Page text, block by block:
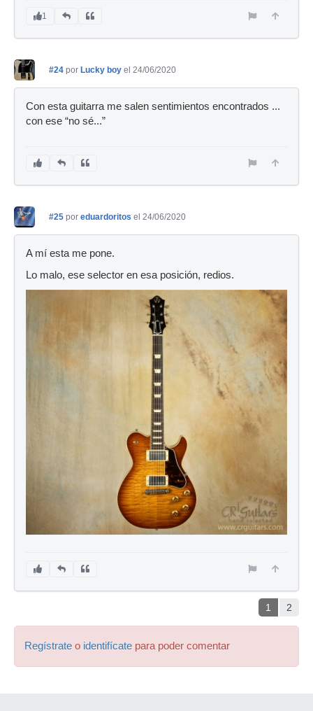
1
#24 por Lucky boy el 24/06/2020
Con esta guitarra me salen sentimientos encontrados ...
con ese “no sé...”
#25 por eduardoritos el 24/06/2020
A mí esta me pone.
Lo malo, ese selector en esa posición, redios.
1 2
Regístrate o identifícate para poder comentar